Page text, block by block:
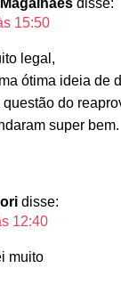
disse:
15:50
legal,
ótima ideia de
questão do
super bem.
disse:
12:40
muito